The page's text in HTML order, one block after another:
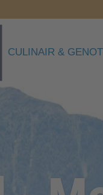
CULINAIR & GENOT